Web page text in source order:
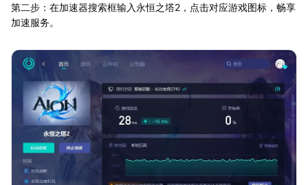
第二步：在加速器搜索框输入永恒之塔2，点击对应游戏图标，畅享
加速服务。